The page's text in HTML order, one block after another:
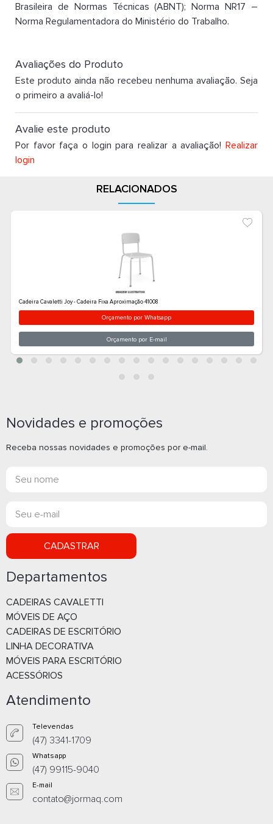
Brasileira de Normas Técnicas (ABNT); Norma NR17 –
Norma Regulamentadora do Ministério do Trabalho.
Avaliações do Produto
Este produto ainda não recebeu nenhuma avaliação. Seja
o primeiro a avaliá-lo!
Avalie este produto
Por favor faça o login para realizar a avaliação! Realizar
login
RELACIONADOS
Novidades e promoções
Receba nossas novidades e promoções por e-mail.
CADASTRAR
Departamentos
CADEIRAS CAVALETTI
MÓVEIS DE AÇO
CADEIRAS DE ESCRITÓRIO
LINHA DECORATIVA
MÓVEIS PARA ESCRITÓRIO
ACESSÓRIOS
Atendimento
Televendas
(47) 3341-1709
Whatsapp
(47) 99115-9040
E-mail
contato@jormaq.com